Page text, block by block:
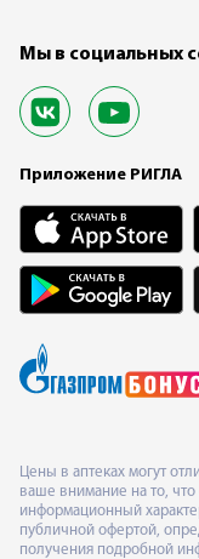
Мы в социальных
Приложение РИГЛА
Цены в аптеках могут
ваше внимание на то, что
информационный
публичной офертой,
получения подробной